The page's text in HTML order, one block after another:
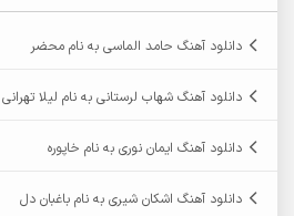
دانلود آهنگ حامد الماسی به نام محضر
دانلود آهنگ شهاب لرستانی به نام لیلا تهرانی
دانلود آهنگ ایمان نوری به نام خاپوره
دانلود آهنگ اشکان شیری به نام باغبان دل